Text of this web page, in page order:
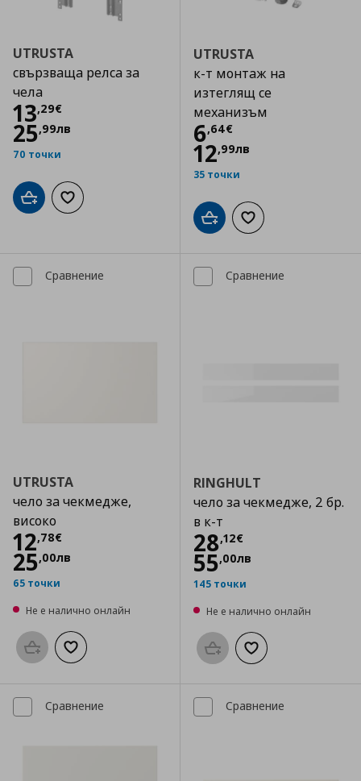
UTRUSTA
свързваща релса за
чела
13,29€
Цена
25,99лв
70 точки
Добави в кошницата
Добави към списъка с любими
UTRUSTA
к-т монтаж на
изтеглящ се
механизъм
6,64€
Цена
12,99лв
35 точки
Добави в кошницата
Добави към
Сравнение
UTRUSTA
чело за чекмедже,
високо
12,78€
Цена
25,00лв
65 точки
Не е налично онлайн
Προσθήκη στο καλάθι
Добави към списъка с любими
Сравнение
RINGHULT
чело за чекмедже, 2 бр.
в к-т
28,12€
Цена
55,00лв
145 точки
Не е налично онлайн
Προσθήκη στο καλάθι
Добави към
Сравнение Сравнение